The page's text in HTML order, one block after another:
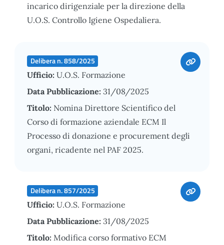
incarico dirigenziale per la direzione della
U.O.S. Controllo Igiene Ospedaliera.
Delibera n. 858/2025
Ufficio: U.O.S. Formazione
Data Pubblicazione: 31/08/2025
Titolo: Nomina Direttore Scientifico del
Corso di formazione aziendale ECM Il
Processo di donazione e procurement degli
organi, ricadente nel PAF 2025.
Delibera n. 857/2025
Ufficio: U.O.S. Formazione
Data Pubblicazione: 31/08/2025
Titolo: Modifica corso formativo ECM